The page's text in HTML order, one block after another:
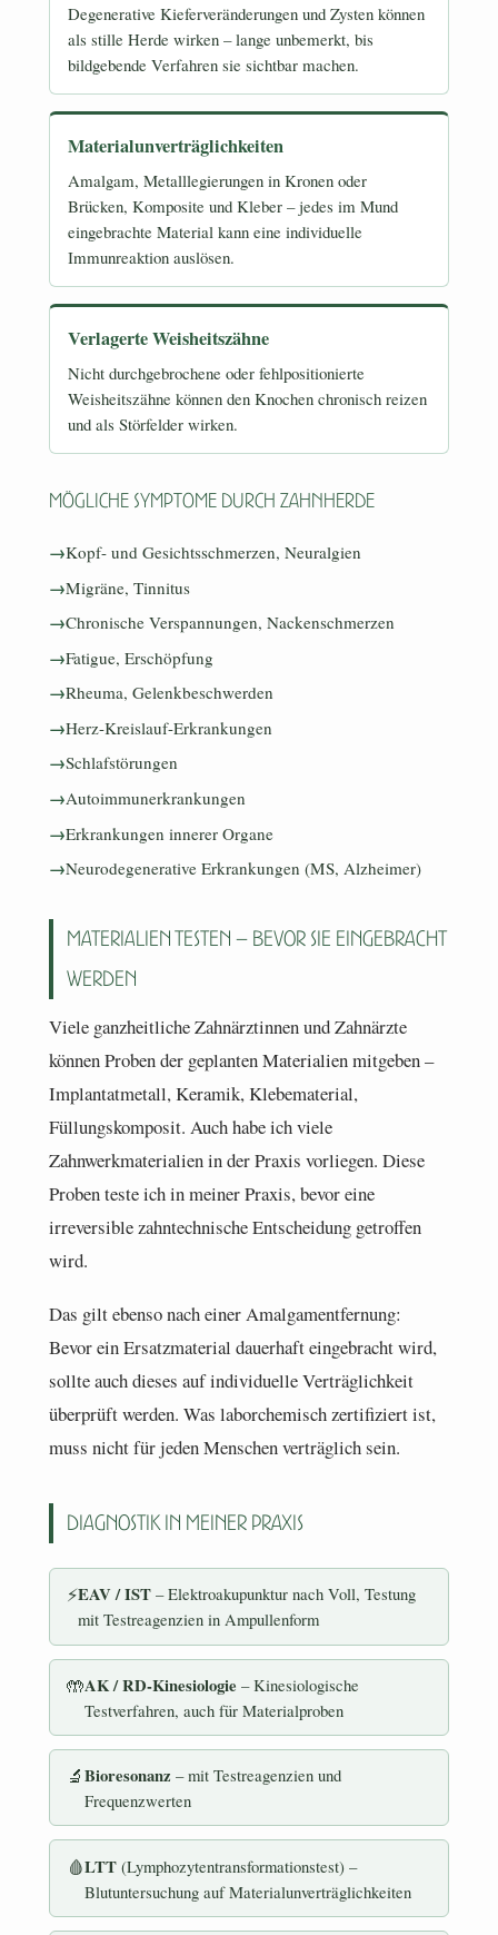
Degenerative Kieferveränderungen und Zysten können
als stille Herde wirken – lange unbemerkt, bis
bildgebende Verfahren sie sichtbar machen.
Materialunverträglichkeiten
Amalgam, Metalllegierungen in Kronen oder
Brücken, Komposite und Kleber – jedes im Mund
eingebrachte Material kann eine individuelle
Immunreaktion auslösen.
Verlagerte Weisheitszähne
Nicht durchgebrochene oder fehlpositionierte
Weisheitszähne können den Knochen chronisch reizen
und als Störfelder wirken.
Mögliche Symptome durch Zahnherde
Kopf- und Gesichtsschmerzen, Neuralgien
Migräne, Tinnitus
Chronische Verspannungen, Nackenschmerzen
Fatigue, Erschöpfung
Rheuma, Gelenkbeschwerden
Herz-Kreislauf-Erkrankungen
Schlafstörungen
Autoimmunerkrankungen
Erkrankungen innerer Organe
Neurodegenerative Erkrankungen (MS, Alzheimer)
Materialien testen – bevor sie eingebracht
werden
Viele ganzheitliche Zahnärztinnen und Zahnärzte
können Proben der geplanten Materialien mitgeben –
Implantatmetall, Keramik, Klebematerial,
Füllungskomposit. Auch habe ich viele
Zahnwerkmaterialien in der Praxis vorliegen. Diese
Proben teste ich in meiner Praxis, bevor eine
irreversible zahntechnische Entscheidung getroffen
wird.
Das gilt ebenso nach einer Amalgamentfernung:
Bevor ein Ersatzmaterial dauerhaft eingebracht wird,
sollte auch dieses auf individuelle Verträglichkeit
überprüft werden. Was laborchemisch zertifiziert ist,
muss nicht für jeden Menschen verträglich sein.
Diagnostik in meiner Praxis
⚡EAV / IST– Elektroakupunktur nach Voll, Testung
mit Testreagenzien in Ampullenform
🤲AK / RD-Kinesiologie – Kinesiologische
Testverfahren, auch für Materialproben
🔬Bioresonanz – mit Testreagenzien und
Frequenzwerten
🩸LTT(Lymphozytentransformationstest) –
Blutuntersuchung auf Materialunverträglichkeiten